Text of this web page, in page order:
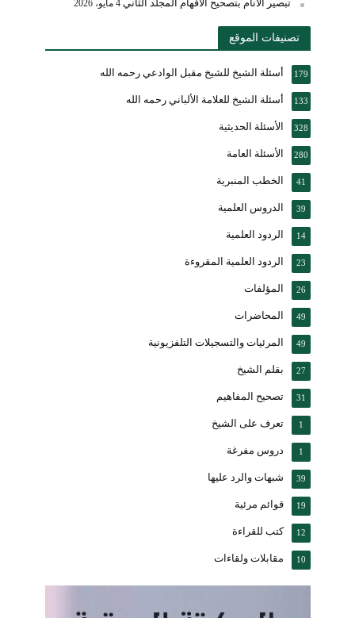
تبصير الأنام بتصحيح الأفهام المجلد الثاني 4 مايو، 2026
تصنيفات الموقع
أسئلة الشيخ للشيخ مقبل الوادعي رحمه الله 179
أسئلة الشيخ للعلامة الألباني رحمه الله 133
الأسئلة الحديثية 328
الأسئلة العامة 280
الخطب المنبرية 41
الدروس العلمية 39
الردود العلمية 14
الردود العلمية المقروءة 23
المؤلفات 26
المحاضرات 49
المرئيات والتسجيلات التلفزيونية 49
بقلم الشيخ 27
تصحيح المفاهيم 31
تعرف على الشيخ 1
دروس مفرغة 1
شبهات والرد عليها 39
قوائم مرئية 19
كتب للقراءة 12
مقابلات ولقاءات 10